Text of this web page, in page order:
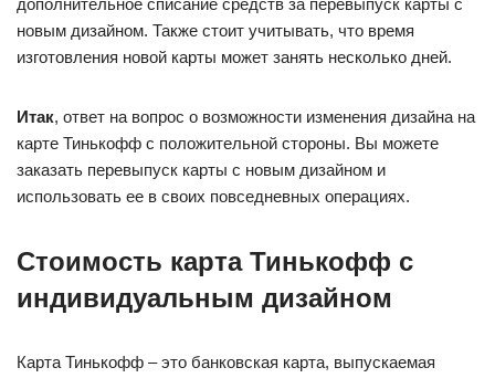
дополнительное списание средств за перевыпуск карты с
новым дизайном. Также стоит учитывать, что время
изготовления новой карты может занять несколько дней.
Итак, ответ на вопрос о возможности изменения дизайна на
карте Тинькофф с положительной стороны. Вы можете
заказать перевыпуск карты с новым дизайном и
использовать ее в своих повседневных операциях.
Стоимость карта Тинькофф с
индивидуальным дизайном
Карта Тинькофф – это банковская карта, выпускаемая